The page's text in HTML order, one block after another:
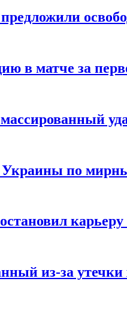
в матче за
Украины по
из-за утечки